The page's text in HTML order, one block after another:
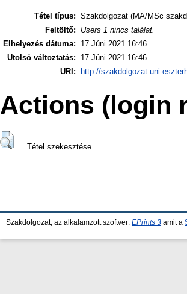
Tétel típus: Szakdolgozat (MA/MSc
Feltöltő:
Users 1 nincs találat.
Elhelyezés dátuma:
17 Júni 2021 16:46
Utolsó változtatás:
17 Júni 2021 16:46
URI:
http://szakdolgozat.uni-
Actions (login
Tétel szekesztése
Szakdolgozat, az alkalamzott szoftver: EPrints 3 amit a